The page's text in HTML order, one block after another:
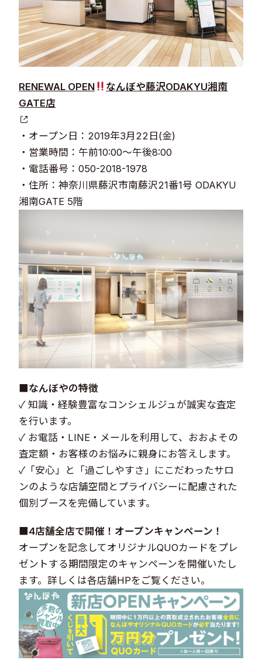
RENEWAL OPEN
なんぼや藤沢ODAKYU湘南
GATE店
・オープン日：2019年3月22日(金)
・営業時間：午前10:00～午後8:00
・電話番号：050-2018-1978
・住所：神奈川県藤沢市南藤沢21番1号 ODAKYU
湘南GATE 5階
■なんぼやの特徴
✓ 知識・経験豊富なコンシェルジュが誠実な査定
を行います。
✓ お電話・LINE・メールを利用して、おおよその
査定額・お客様のお悩みに親身にお答えします。
✓「安心」と「過ごしやすさ」にこだわったサロ
ンのような店舗空間とプライバシーに配慮された
個別ブースを完備しています。
■4店舗全店で開催！オープンキャンペーン！
オープンを記念してオリジナルQUOカードをプレ
ゼントする期間限定のキャンペーンを開催いたし
ます。詳しくは各店舗HPをご覧ください。